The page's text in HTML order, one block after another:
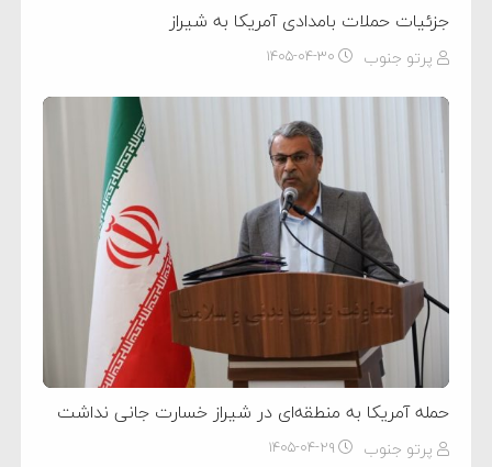
جزئیات حملات بامدادی آمریکا به شیراز
پرتو جنوب ۱۴۰۵-۰۴-۳۰
حمله آمریکا به منطقه‌ای در شیراز خسارت جانی نداشت
پرتو جنوب ۱۴۰۵-۰۴-۲۹